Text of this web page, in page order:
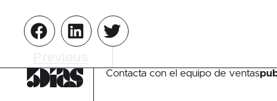
Contacta con el equipo de ventas